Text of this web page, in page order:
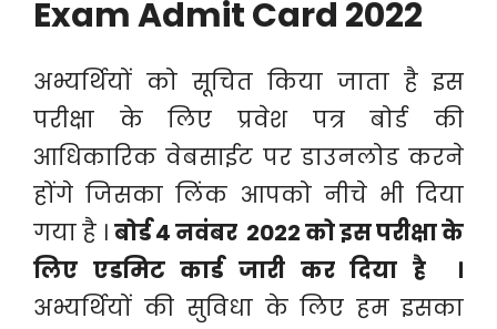
Exam Admit Card 2022
अभ्यर्थियों को सूचित किया जाता है इस
परीक्षा के लिए प्रवेश पत्र बोर्ड की
आधिकारिक वेबसाईट पर डाउनलोड करने
होंगे जिसका लिंक आपको नीचे भी दिया
गया है । बोर्ड 4 नवंबर 2022 को इस परीक्षा के
लिए एडमिट कार्ड जारी कर दिया है ।
अभ्यर्थियों की सुविधा के लिए हम इसका